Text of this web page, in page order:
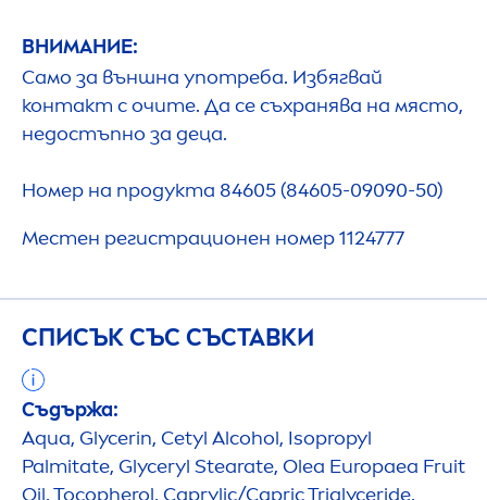
ВНИМАНИЕ:
Само за външна употреба. Избягвай
контакт с очите. Да се съхранява на място,
недостъпно за деца.
Номер на продукта 84605 (84605-09090-50)
Местен регистрационен номер 1124777
СПИСЪК СЪС СЪСТАВКИ
Съдържа:
Aqua, Glycerin, Cetyl Alcohol, Isopropyl
Palmitate, Glyceryl Stearate, Olea Europaea Fruit
Oil, Tocopherol, Caprylic/Capric Triglyceride,